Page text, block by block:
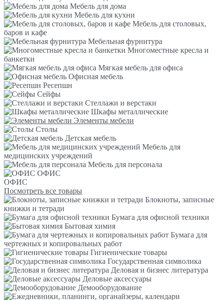
Мебель для дома
Мебель для кухни
Мебель для столовых,
баров и кафе
Мебельная фурнитура
Многоместные кресла и
банкетки
Мягкая мебель для офиса
Офисная мебель
Ресепшн
Сейфы
Стеллажи и верстаки
Шкафы металлические
Элементы мебели
Столы
Детская мебель
Мебель для
медицинских учреждений
Мебель для персонала
ОФИС
ОФИС
Посмотреть все товары
Блокноты, записные
книжки и тетради
Бумага для офисной техники
Бытовая химия
Бумага для
чертежных и копировальных работ
Гигиенические товары
Государственная символика
Деловая и бизнес литература
Деловые аксессуары
Демооборудование